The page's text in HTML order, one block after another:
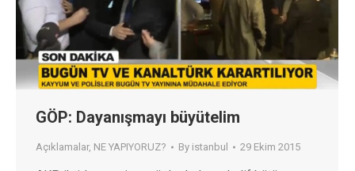
GÖP: Dayanışmayı büyütelim
Açıklamalar, NE YAPIYORUZ? By istanbul 29 Ekim 2015